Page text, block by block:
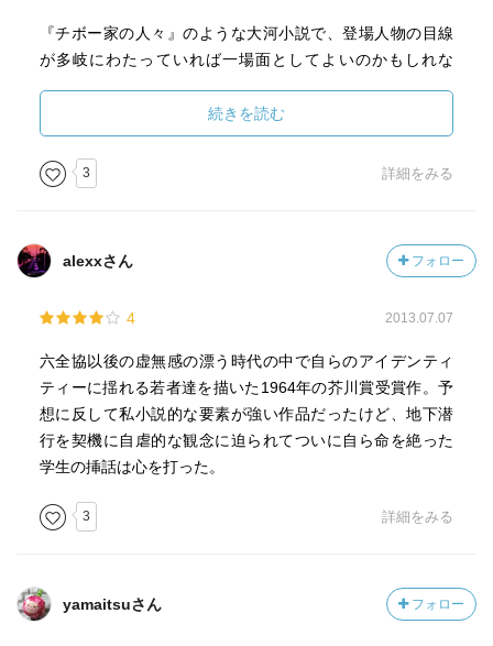
・もうちょい悪口の度を高めるなら、視点人物のエリート
臭（エリートと自己認識している臭み）がぷんぷんで、そ
かったのだろうか。しかし今は、視点人物の叙述の中に潜
く村上春樹の諸作を通じて。で、春樹と対比してまた悪口
酔いすぎている。春樹はむしろ醒めて、いけ好かなさ自己
作の語り手はあまりに牧歌的すぎて、結果的に「作者が信
チャの感じていた虚無って、こんなに甘々で空虚だったん
だー大変でしたねー（棒読み）、と。
・その姿勢の一例が、男性の名前が超テキトーで、判別し
づらい（佐野sano、野瀬noze、曽根sone）のに対し、ちょ
こっとだけセフレになっただけの女性の名前はやけに詳細
ぷりが辛い。（敢えて判別しづらい男性名にしたとか……
い企業に就職できて、過労で鬱になっただけちゃうん、と
『チボー家の人々』のような大河小説で、登場人物の目線
が多岐にわたっていれば一場面としてよいのかもしれな
いうのは、漱石『こころ』でも無理っぽかった気がするし
ね。この作品が芥川賞で当時ベストセラー・・・。それで
わたしも読んだのだけどね。まあ、作品丸ごと昭和のやわ
な青春のかたみ。
続きを読む
3 詳細をみる
alexxさん フォロー
4 2013.07.07
六全協以後の虚無感の漂う時代の中で自らのアイデンティ
ティーに揺れる若者達を描いた1964年の芥川賞受賞作。予
想に反して私小説的な要素が強い作品だったけど、地下潜
行を契機に自虐的な観念に迫られてついに自ら命を絶った
学生の挿話は心を打った。
3 詳細をみる
yamaitsuさん フォロー